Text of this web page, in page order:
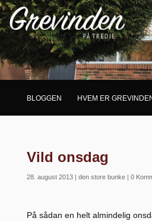
BLOGGEN HVEM ER
Vild onsdag
28. august 2013| den store bunke| 0
På sådan en helt almindelig